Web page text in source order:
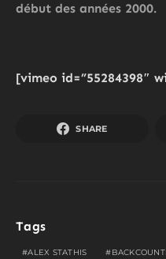
début des années 2000.
[vimeo id=”55284398″
SHARE
Tags
ALEX STATHIS